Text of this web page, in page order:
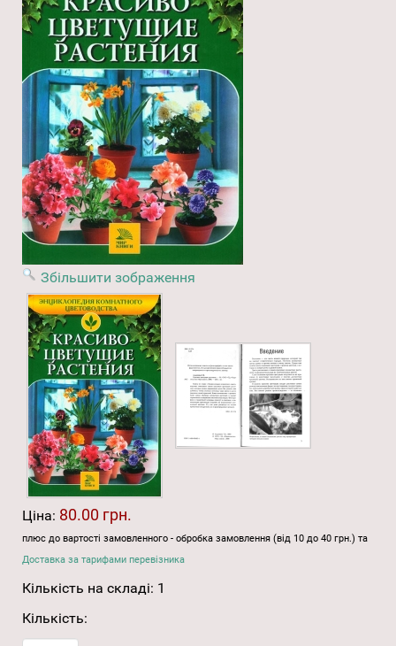
Збільшити зображення
Ціна: 80.00 грн.
плюс до вартості замовленного - обробка замовлення (від 10 до 40 грн.) та
Доставка за тарифами перевізника
Кількість на складі: 1
Кількість: